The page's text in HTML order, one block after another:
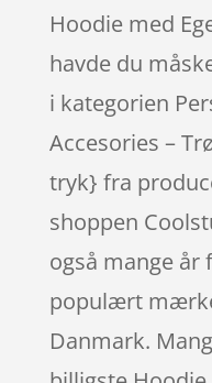
Hoodie med
havde du
i kategorien
Accesories –
tryk} fra
shoppen
også mange år
populært
Danmark.